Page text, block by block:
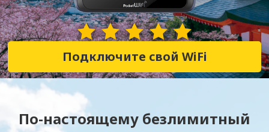
28,382 Отзывы
Подключите свой WiFi
По-настоящему безлимитный